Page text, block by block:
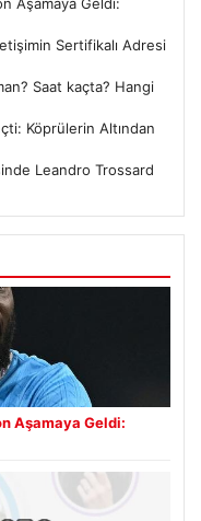
Sertifikalı Adresi
Saat kaçta? Hangi
Köprülerin Altından
Leandro Trossard
Aşamaya Geldi: